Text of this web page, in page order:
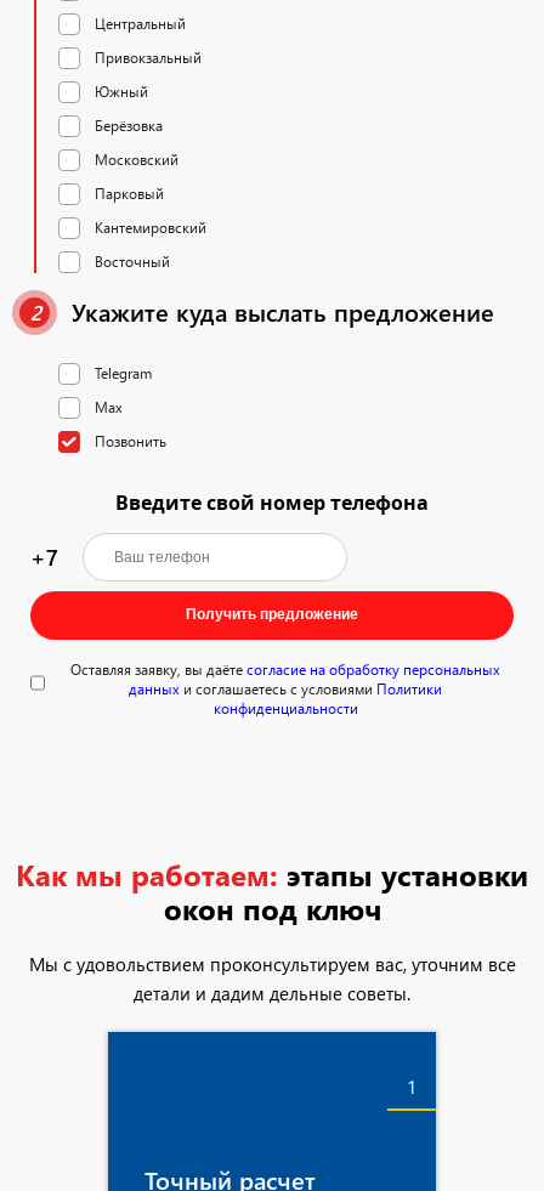
Центральный
Привокзальный
Южный
Берёзовка
Московский
Парковый
Кантемировский
Восточный
2 Укажите куда выслать предложение
Telegram
Max
Позвонить
Введите свой номер телефона
+7
Получить предложение
Оставляя заявку, вы даётесогласие на обработку персональных
данных и соглашаетесь с условиями Политики
конфиденциальности
Как мы работаем: этапы установки
окон под ключ
Мы с удовольствием проконсультируем вас, уточним все
детали и дадим дельные советы.
1
Точный расчет